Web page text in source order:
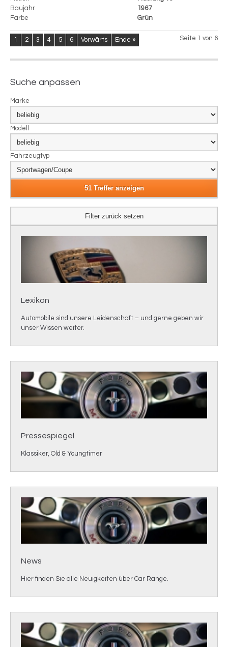
Baujahr
1967
Farbe
Grün
Seite 1 von 6
1 2 3 4 5 6 Vorwärts Ende »
Suche anpassen
Marke
Modell
Fahrzeugtyp
Lexikon
Automobile sind unsere Leidenschaft – und gerne geben wir
unser Wissen weiter.
Pressespiegel
Klassiker, Old & Youngtimer
News
Hier finden Sie alle Neuigkeiten über Car Range.